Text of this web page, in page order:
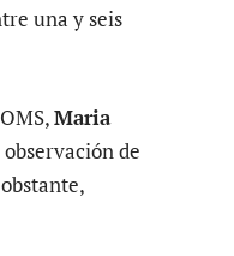
una y seis
Maria
de